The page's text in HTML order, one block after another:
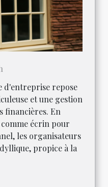
d'entreprise repose
et une gestion
financières. En
écrin pour
les organisateurs
propice à la